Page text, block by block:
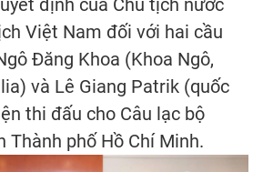
định của Chủ tịch nước
Việt Nam đối với hai cầu
Đăng Khoa (Khoa Ngô,
và Lê Giang Patrik (quốc
thi đấu cho Câu lạc bộ
Thành phố Hồ Chí Minh.